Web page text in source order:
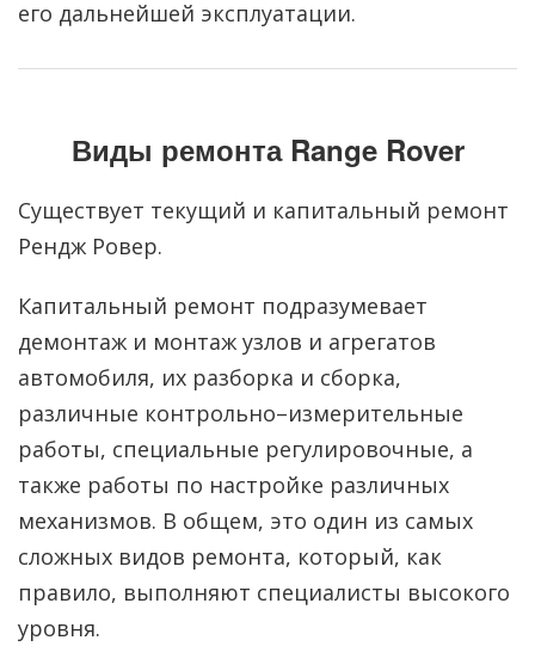
его дальнейшей эксплуатации.
Виды ремонта Range Rover
Существует текущий и капитальный ремонт
Рендж Ровер.
Капитальный ремонт подразумевает
демонтаж и монтаж узлов и агрегатов
автомобиля, их разборка и сборка,
различные контрольно–измерительные
работы, специальные регулировочные, а
также работы по настройке различных
механизмов. В общем, это один из самых
сложных видов ремонта, который, как
правило, выполняют специалисты высокого
уровня.